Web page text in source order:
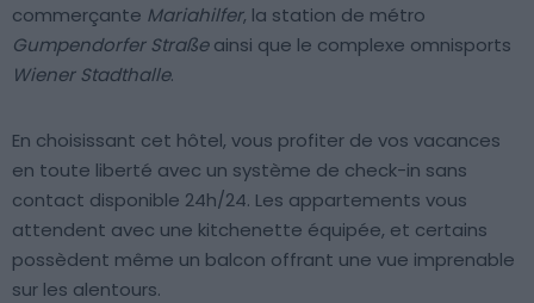
commerçante Mariahilfer, la station de métro
Gumpendorfer Straßeainsi que le complexe omnisports
Wiener Stadthalle.
En choisissant cet hôtel, vous profiter de vos vacances
en toute liberté avec un système de check-in sans
contact disponible 24h/24. Les appartements vous
attendent avec une kitchenette équipée, et certains
possèdent même un balcon offrant une vue imprenable
sur les alentours.